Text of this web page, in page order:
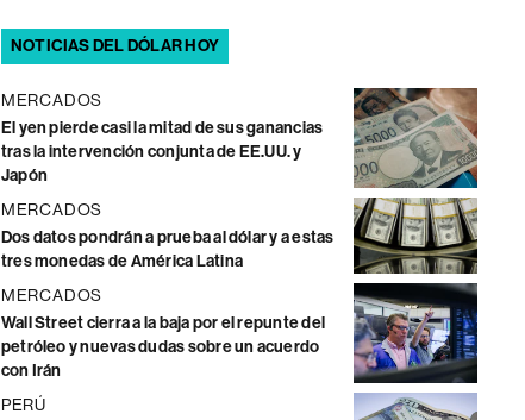
NOTICIAS DEL DÓLAR HOY
MERCADOS
El yen pierde casi la mitad de sus ganancias
tras la intervención conjunta de EE.UU. y
Japón
MERCADOS
Dos datos pondrán a prueba al dólar y a estas
tres monedas de América Latina
MERCADOS
Wall Street cierra a la baja por el repunte del
petróleo y nuevas dudas sobre un acuerdo
con Irán
PERÚ